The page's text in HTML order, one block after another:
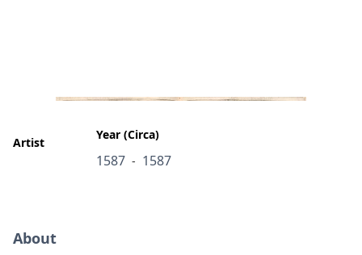
Artist
Year (Circa)
1587 - 1587
About